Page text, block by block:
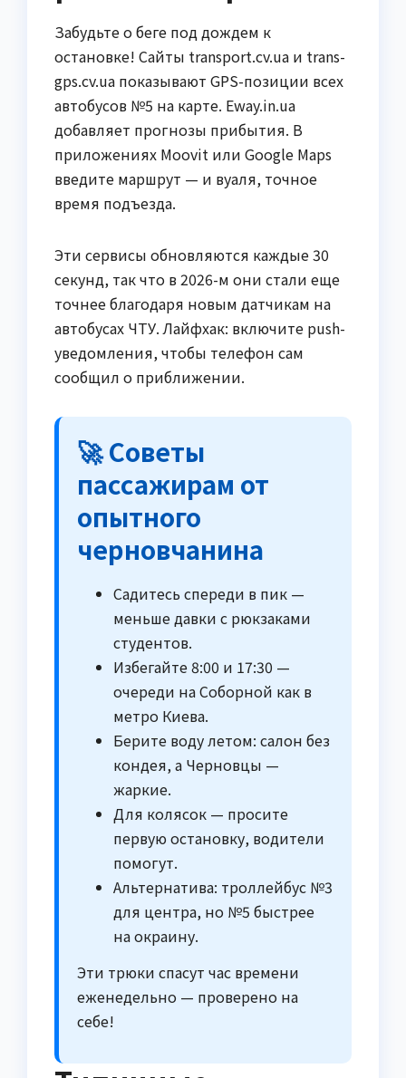
Забудьте о беге под дождем к
остановке! Сайты transport.cv.ua и trans-
gps.cv.ua показывают GPS-позиции всех
автобусов №5 на карте. Eway.in.ua
добавляет прогнозы прибытия. В
приложениях Moovit или Google Maps
введите маршрут — и вуаля, точное
время подъезда.
Эти сервисы обновляются каждые 30
секунд, так что в 2026-м они стали еще
точнее благодаря новым датчикам на
автобусах ЧТУ. Лайфхак: включите push-
уведомления, чтобы телефон сам
сообщил о приближении.
🚀 Советы
пассажирам от
опытного
черновчанина
Садитесь спереди в пик —
меньше давки с рюкзаками
студентов.
Избегайте 8:00 и 17:30 —
очереди на Соборной как в
метро Киева.
Берите воду летом: салон без
кондея, а Черновцы —
жаркие.
Для колясок — просите
первую остановку, водители
помогут.
Альтернатива: троллейбус №3
для центра, но №5 быстрее
на окраину.
Эти трюки спасут час времени
еженедельно — проверено на
себе!